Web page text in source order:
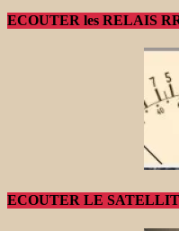
ECOUTER les RELAIS
ECOUTER LE